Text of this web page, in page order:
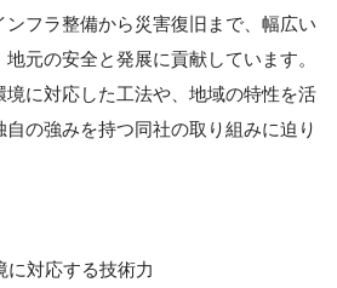
ンフラ整備から災害復旧まで、幅広い
元の安全と発展に貢献しています。
に対応した工法や、地域の特性を活
の強みを持つ同社の取り組みに迫り
に対応する技術力